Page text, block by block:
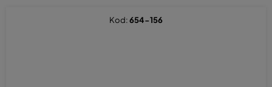
Kod:654-156